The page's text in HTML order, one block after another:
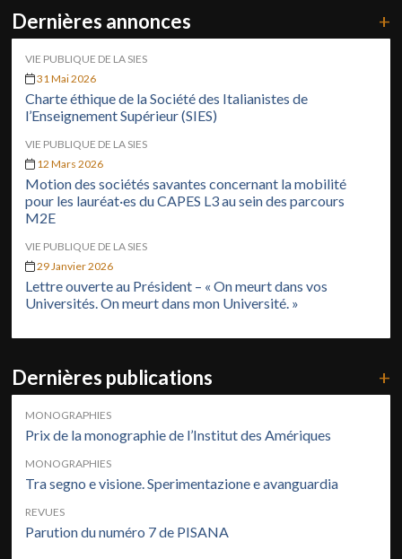
Dernières annonces +
VIE PUBLIQUE DE LA SIES
31 Mai 2026
Charte éthique de la Société des Italianistes de
l’Enseignement Supérieur (SIES)
VIE PUBLIQUE DE LA SIES
12 Mars 2026
Motion des sociétés savantes concernant la mobilité
pour les lauréat·es du CAPES L3 au sein des parcours
M2E
VIE PUBLIQUE DE LA SIES
29 Janvier 2026
Lettre ouverte au Président – « On meurt dans vos
Universités. On meurt dans mon Université. »
Dernières publications +
MONOGRAPHIES
Prix de la monographie de l’Institut des Amériques
MONOGRAPHIES
Tra segno e visione. Sperimentazione e avanguardia
REVUES
Parution du numéro 7 de PISANA